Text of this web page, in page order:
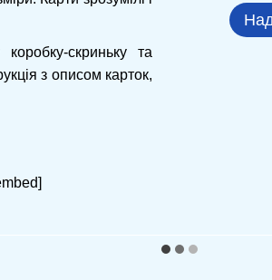
скриньку та
з описом карток,